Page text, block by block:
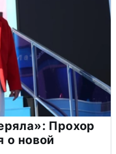
Прохор
о новой